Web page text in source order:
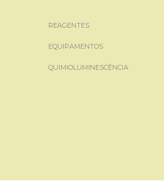
REAGENTES
EQUIPAMENTOS
QUIMIOLUMINESCÊNCIA